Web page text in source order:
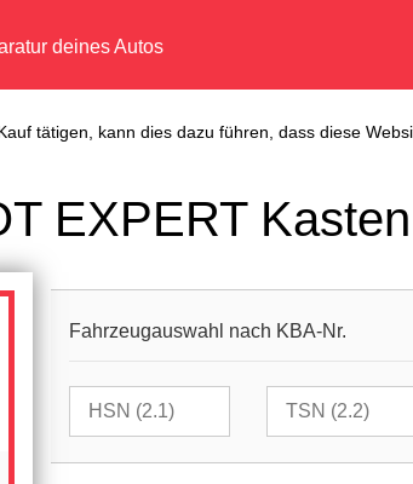
deines Autos
tätigen, kann dies dazu führen, dass diese
EXPERT
Fahrzeugauswahl nach KBA-Nr.